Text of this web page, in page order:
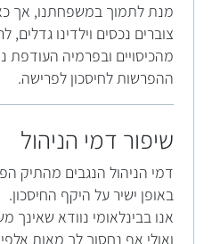
מנת לתמוך במשפחתנו, אך
צוברים נכסים וילדינו גדלים,
מהכיסויים ובפרמיה העודפת
ההפרשות לחיסכון לפרישה.
שיפור דמי הניהול
דמי הניהול הנגבים מהתיק
באופן ישיר על היקף החיסכון.
אנו בבינלאומי נוודא שאינך
ואולי אף נחסוך לך מאות